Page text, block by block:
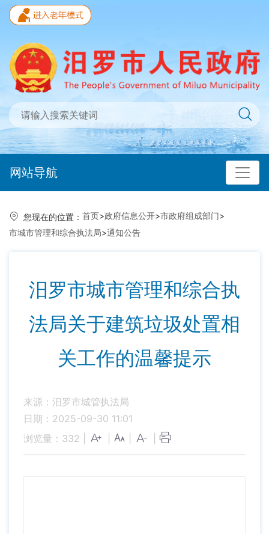
网站导航
您现在的位置： 首页>政府信息公开>市政府组成部门>
市城市管理和综合执法局>通知公告
汨罗市城市管理和综合执
法局关于建筑垃圾处置相
关工作的温馨提示
来源：汨罗市城管执法局
日期：2025-09-30 11:01
浏览量： 332